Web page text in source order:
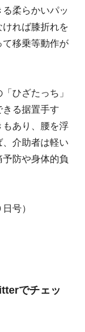
柔らかいパッ
ければ膝折れを
て移乗等動作が
ひざたっち」
る据置手す
もあり、腰を浮
介助者は軽い
防や身体的負
号）
でチェッ